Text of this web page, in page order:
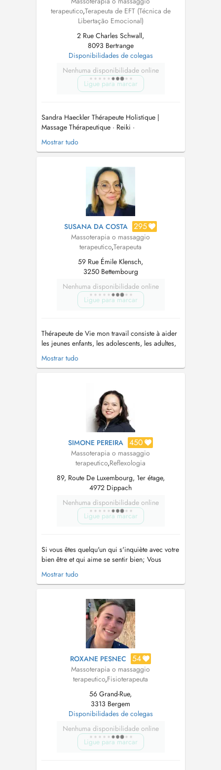
terapeutico,Terapeuta de EFT (Técnica de
Libertação Emocional)
2 Rue Charles Schwall,
8093 Bertrange
Disponibilidades de colegas
Nenhuma disponibilidade online
Ligue para marcar
Sandra Haeckler Thérapeute Holistique |
Massage Thérapeutique · Reiki ·
Psychopraticienne Centre ENHYMA Bertrange,
Luxembourg www.enhyma.com À propos de
avec le sens du travail bien fait, la précision du
geste et la chaleur humaine. Des valeu...
Mostrar tudo
SUSANA DA COSTA 295
Massoterapia o massaggio
terapeutico,Terapeuta
59 Rue Émile Klensch,
3250 Bettembourg
Nenhuma disponibilidade online
Ligue para marcar
Thérapeute de Vie mon travail consiste à aider
les jeunes enfants, les adolescents, les adultes,
ainsi que les moins jeunes en les
accompagnant à un moment donné lors de leur
confiance en soi, à des difficultés comme le...
Mostrar tudo
SIMONE PEREIRA 450
Massoterapia o massaggio
terapeutico,Reflexologia
89, Route De Luxembourg, 1er étage,
4972 Dippach
Nenhuma disponibilidade online
Ligue para marcar
Si vous êtes quelqu'un qui s'inquiète avec votre
bien être et qui aime se sentir bien; Vous
voulez vous détendre de façon naturelle, après
une longue journée de travail; vous souffrez de
constipation, je peux vous aider avec mes
mains. Je peux a...
Mostrar tudo
ROXANE PESNEC 54
Massoterapia o massaggio
terapeutico,Fisioterapeuta
56 Grand-Rue,
3313 Bergem
Disponibilidades de colegas
Nenhuma disponibilidade online
Ligue para marcar